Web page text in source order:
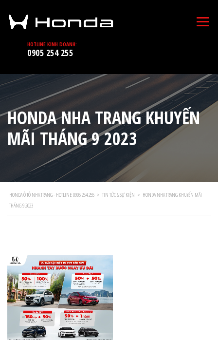
HOTLINE KINH DOANH:
0905 254 255
HONDA NHA TRANG KHUYẾN
MÃI THÁNG 9 2023
HONDA Ô TÔ NHA TRANG - HOTLINE 0905 254 255 > TIN TỨC & SỰ KIỆN > HONDA NHA TRANG KHUYẾN MÃI
THÁNG 9 2023